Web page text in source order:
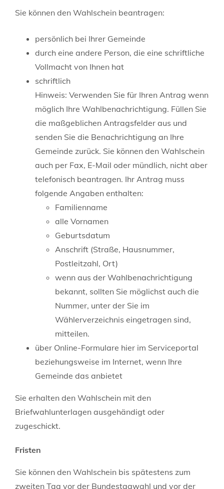
Sie können den Wahlschein beantragen:
persönlich bei Ihrer Gemeinde
durch eine andere Person, die eine schriftliche
Vollmacht von Ihnen hat
schriftlich
Hinweis: Verwenden Sie für Ihren Antrag wenn
möglich Ihre Wahlbenachrichtigung. Füllen Sie
die maßgeblichen Antragsfelder aus und
senden Sie die Benachrichtigung an Ihre
Gemeinde zurück. Sie können den Wahlschein
auch per Fax, E-Mail oder mündlich, nicht aber
telefonisch beantragen. Ihr Antrag muss
folgende Angaben enthalten:
Familienname
alle Vornamen
Geburtsdatum
Anschrift (Straße, Hausnummer,
Postleitzahl, Ort)
wenn aus der Wahlbenachrichtigung
bekannt, sollten Sie möglichst auch die
Nummer, unter der Sie im
Wählerverzeichnis eingetragen sind,
mitteilen.
über Online-Formulare hier im Serviceportal
beziehungsweise im Internet, wenn Ihre
Gemeinde das anbietet
Sie erhalten den Wahlschein mit den
Briefwahlunterlagen ausgehändigt oder
zugeschickt.
Fristen
Sie können den Wahlschein bis spätestens zum
zweiten Tag vor der Bundestagwahl und vor der